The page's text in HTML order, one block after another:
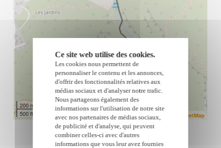
200 m
500 ft
Leaflet| © OpenStreetMap
Ce site web utilise des cookies.
Les cookies nous permettent de
personnaliser le contenu et les annonces,
d'offrir des fonctionnalités relatives aux
médias sociaux et d'analyser notre trafic.
Nous partageons également des
informations sur l'utilisation de notre site
avec nos partenaires de médias sociaux,
de publicité et d'analyse, qui peuvent
combiner celles-ci avec d'autres
informations que vous leur avez fournies